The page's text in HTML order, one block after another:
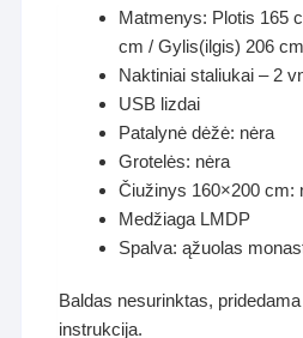
Matmenys: Plotis 165
cm / Gylis(ilgis) 206 cm
Naktiniai staliukai – 2
USB lizdai
Patalynė dėžė: nėra
Grotelės: nėra
Čiužinys 160×200 cm:
Medžiaga LMDP
Spalva: ąžuolas
Baldas nesurinktas,
instrukcija.